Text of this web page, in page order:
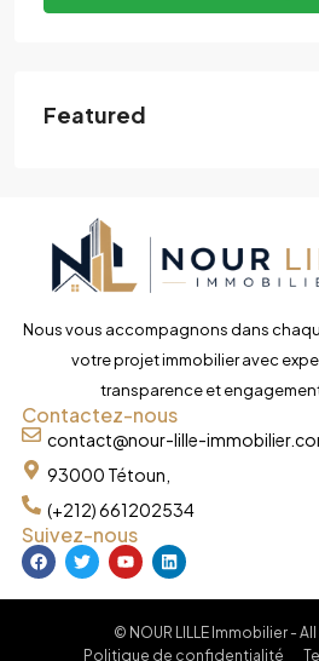
Featured
Nous vous accompagnons dans
votre projet immobilier avec
transparence et
Contactez-nous
contact@nour-lille-
93000 Tétoun,
(+212) 661202534
Suivez-nous
© NOUR LILLE Immobilier -
Politique de confidentialité